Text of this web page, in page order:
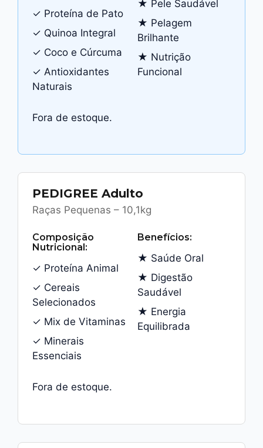
✓ Proteína de Pato
✓ Quinoa Integral
✓ Coco e Cúrcuma
✓ Antioxidantes
Naturais
★ Pele Saudável
★ Pelagem
Brilhante
★ Nutrição
Funcional
Fora de estoque.
PEDIGREE Adulto
Raças Pequenas – 10,1kg
Composição
Nutricional:
✓ Proteína Animal
✓ Cereais
Selecionados
✓ Mix de Vitaminas
✓ Minerais
Essenciais
Benefícios:
★ Saúde Oral
★ Digestão
Saudável
★ Energia
Equilibrada
Fora de estoque.